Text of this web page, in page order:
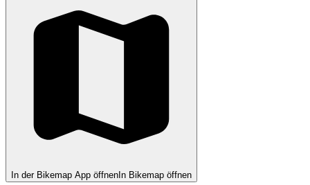
In der Bikemap App öffnen In Bikemap öffnen